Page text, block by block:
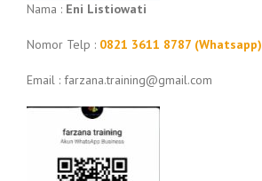
Nama : Eni Listiowati
Nomor Telp : 0821 3611 8787 (Whatsapp)
Email : farzana.training@gmail.com